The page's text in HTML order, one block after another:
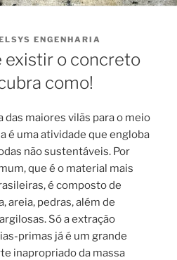
ENGENHARIA
existir o concreto
como!
das maiores vilãs para o meio
é uma atividade que engloba
não sustentáveis. Por
que é o material mais
é composto de
areia, pedras, além de
Só a extração
primas já é um grande
inapropriado da massa